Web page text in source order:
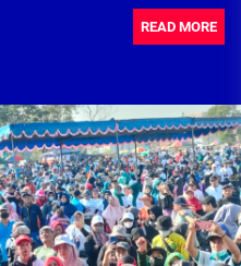
READ MORE